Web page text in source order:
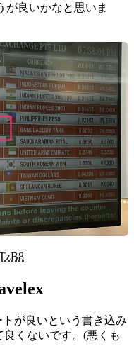
が良いかなと思いま
が良いという書き込み
くないです。(悪くも